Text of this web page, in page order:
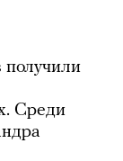
получили
Среди